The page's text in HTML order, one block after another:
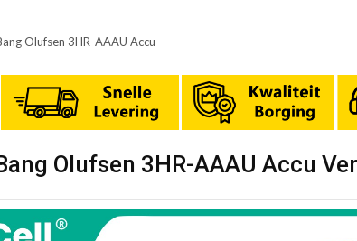
Olufsen 3HR-AAAU Accu
Olufsen 3HR-AAAU Accu